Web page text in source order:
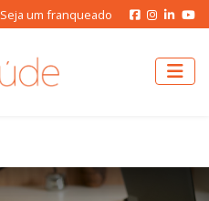
Seja um franqueado